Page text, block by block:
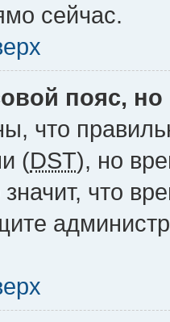
сейчас.
пояс,
что
(DST), но
значит, что